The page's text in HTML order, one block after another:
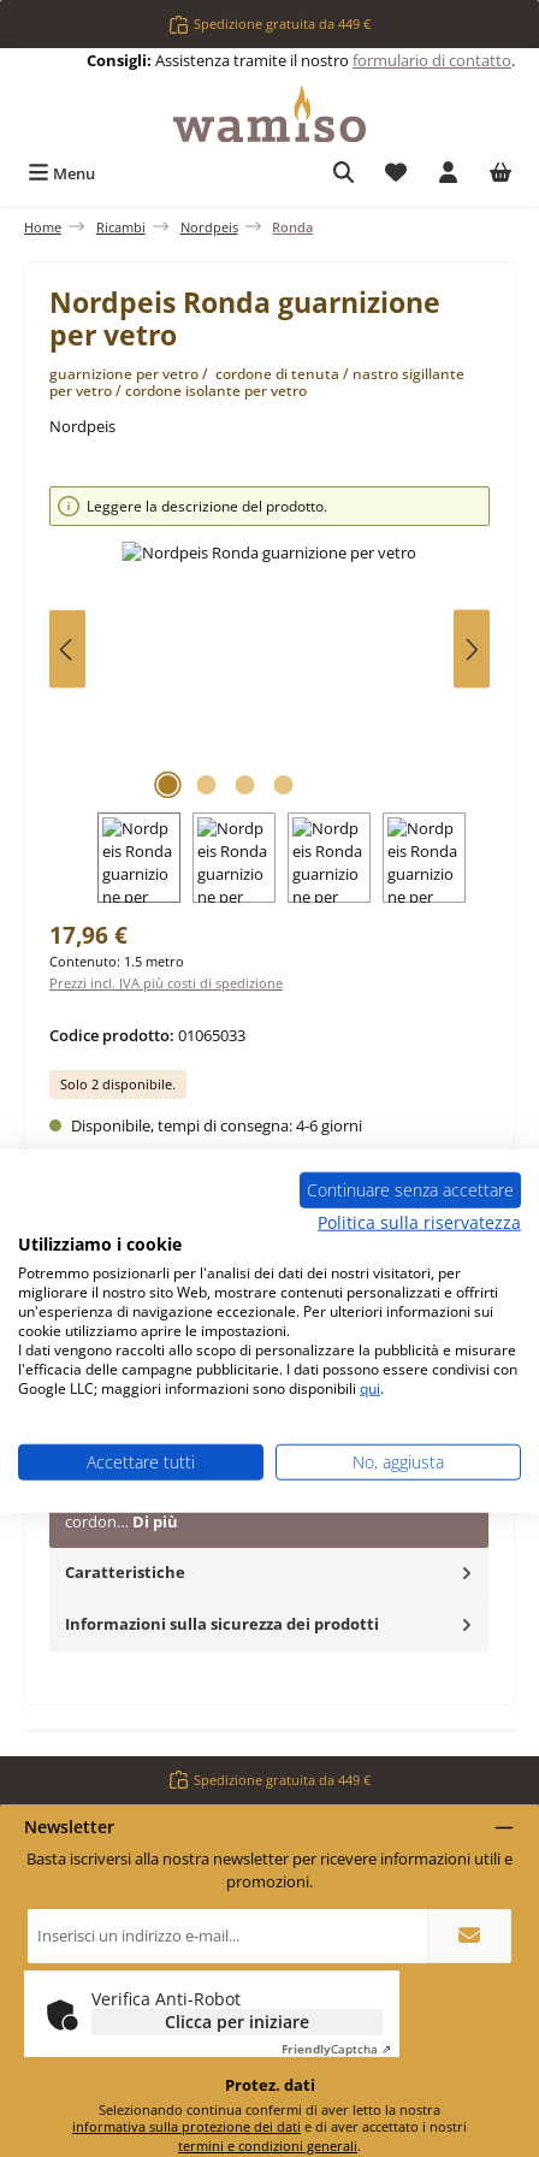
Passa al contenuto principaleSpedizione gratuita da 449 €
Consigli: Assistenza tramite il nostro formulario di contatto.
Menu Hai 0 articoli
Home Ricambi Nordpeis Ronda
Nordpeis Ronda guarnizione
per vetro
guarnizione per vetro / cordone di tenuta / nastro sigillante
per vetro / cordone isolante per vetro
Nordpeis
Salta la galleria di immagini
Leggere la descrizione del prodotto.
Prezzo normale:
17,96 €
Contenuto: 1.5 metro
Prezzi incl. IVA più costi di spedizione
Codice prodotto: 01065033
Solo 2 disponibile.
Disponibile, tempi di consegna: 4-6 giorni
Nel carrello
Aggiungi alla lista desideri
Domanda sul prodotto
Descrizione
originale guarnizione per vetro per stufa a legna Nordpeis
cordon… Di più
Caratteristiche
Informazioni sulla sicurezza dei prodotti
Spedizione gratuita da 449 €
Newsletter
Basta iscriversi alla nostra newsletter per ricevere informazioni utili e
promozioni.
*
Verifica Anti-Robot
Clicca per iniziare
FriendlyCaptcha ⇗
Protez. dati
informativa sulla protezione dei dati
termini e condizioni generali.
Continuare senza accettare
Politica sulla riservatezza
Utilizziamo i cookie
Potremmo posizionarli per l'analisi dei dati dei nostri visitatori, per
migliorare il nostro sito Web, mostrare contenuti personalizzati e offrirti
un'esperienza di navigazione eccezionale. Per ulteriori informazioni sui
cookie utilizziamo aprire le impostazioni.
I dati vengono raccolti allo scopo di personalizzare la pubblicità e misurare
l'efficacia delle campagne pubblicitarie. I dati possono essere condivisi con
Google LLC; maggiori informazioni sono disponibili qui.
Accettare tutti No, aggiusta